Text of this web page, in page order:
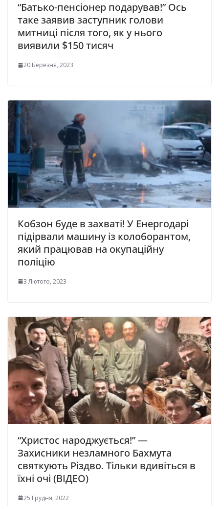
“Батько-пенсіонер подарував!” Ось
таке заявив заступник голови
митниці після того, як у нього
виявили $150 тисяч
20 Березня, 2023
Кобзон буде в захваті! У Енергодарі
підірвали машину із колоборантом,
який працював на окупаційну
поліцію
3 Лютого, 2023
“Христос народжується!” —
Захисники незламного Бахмута
святкують Різдво. Тільки вдивіться в
їхні очі (ВІДЕО)
25 Грудня, 2022